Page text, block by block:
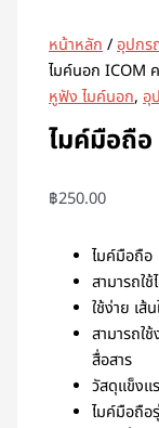
หน้าหลัก/อุปกร
ไมค์นอก ICOM
หูฟัง ไมค์นอก,อุ
ไมค์มือถื
฿250.00
ไมค์มือถือ
สามารถใ
ใช้ง่าย เ
สามารถใ
สื่อสาร
วัสดุแข็งแ
ไมค์มือถือ